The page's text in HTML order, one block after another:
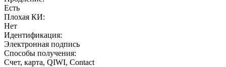
Есть
Плохая КИ:
Нет
Идентификация:
Электронная подпись
Способы получения:
Счет, карта, QIWI, Contact